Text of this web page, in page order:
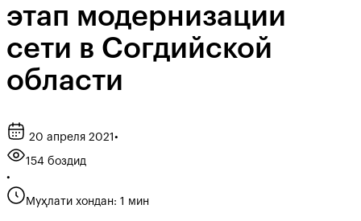
этап модернизации
сети в Согдийской
области
20 апреля 2021 •
154 боздид
•
Муҳлати хондан: 1 мин